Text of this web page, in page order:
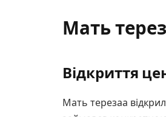
Мать
Відкриття
Мать терезаа